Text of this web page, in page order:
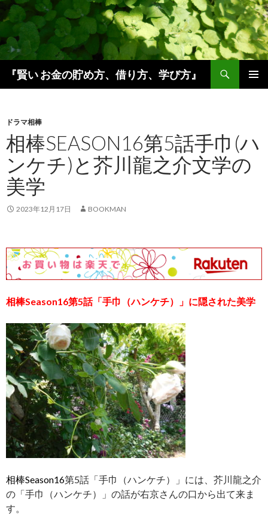
『賢い お金の貯め方、借り方、学び方』
ン
ツ
へ
ス
キ
ッ
プ
ドラマ相棒
相棒SEASON16第5話手巾(ハ
ンケチ)と芥川龍之介文学の
美学
2023年12月17日 BOOKMAN
相棒Season16第5話「手巾（ハンケチ）」 に隠された美学
相棒Season16第5話「手巾（ハンケチ）」には、芥川龍之介
の「手巾（ハンケチ）」の話が右京さんの口から出て来ま
す。